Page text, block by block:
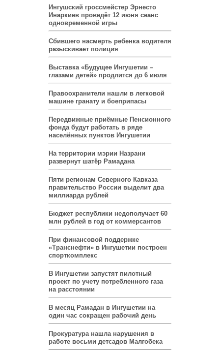
Ингушский гроссмейстер Эрнесто
Инаркиев проведёт 12 июня сеанс
одновременной игры
Сбившего насмерть ребенка водителя
разыскивает полиция
Выставка «Будущее Ингушетии –
глазами детей» продлится до 6 июля
Правоохранители нашли в легковой
машине гранату и боеприпасы
Передвижные приёмные Пенсионного
фонда будут работать в ряде
населённых пунктов Ингушетии
На территории мэрии Назрани
развернут шатёр Рамадана
Пяти регионам Северного Кавказа
правительство России выделит два
миллиарда рублей
Бюджет республики недополучает 60
млн рублей в год от коммерсантов
При финансовой поддержке
«Транснефти» в Ингушетии построен
спорткомплекс
В Ингушетии запустят пилотный
проект по учету потребленного газа
на расстоянии
В месяц Рамадан в Ингушетии на
один час сокращен рабочий день
Прокуратура нашла нарушения в
работе восьми детсадов Малгобека